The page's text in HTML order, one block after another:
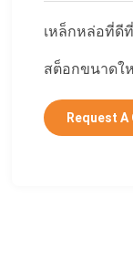
เหล็กหล่อที่ดี
สต็อกขนาดใ
Request A